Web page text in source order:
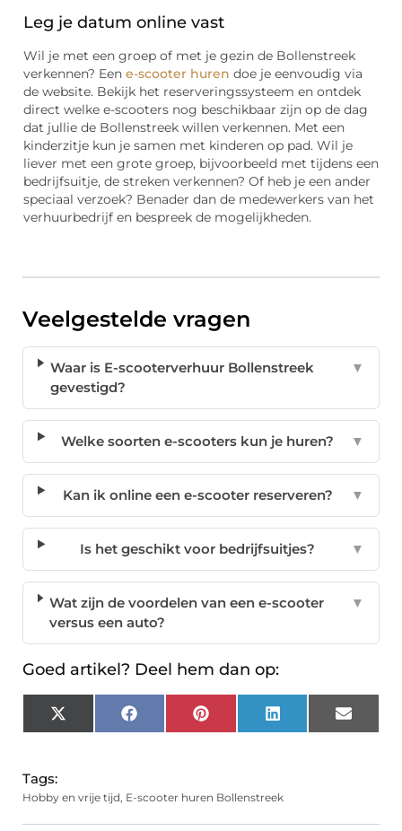
Leg je datum online vast
Wil je met een groep of met je gezin de Bollenstreek
verkennen? Een e-scooter huren doe je eenvoudig via
de website. Bekijk het reserveringssysteem en ontdek
direct welke e-scooters nog beschikbaar zijn op de dag
dat jullie de Bollenstreek willen verkennen. Met een
kinderzitje kun je samen met kinderen op pad. Wil je
liever met een grote groep, bijvoorbeeld met tijdens een
bedrijfsuitje, de streken verkennen? Of heb je een ander
speciaal verzoek? Benader dan de medewerkers van het
verhuurbedrijf en bespreek de mogelijkheden.
Veelgestelde vragen
Waar is E-scooterverhuur Bollenstreek
gevestigd?
▼
Welke soorten e-scooters kun je huren? ▼
Kan ik online een e-scooter reserveren? ▼
Is het geschikt voor bedrijfsuitjes? ▼
Wat zijn de voordelen van een e-scooter
versus een auto?
▼
Goed artikel? Deel hem dan op:
X
(Twitter)
FacebookPinterest LinkedIn Email
Tags:
Hobby en vrije tijd, E-scooter huren Bollenstreek